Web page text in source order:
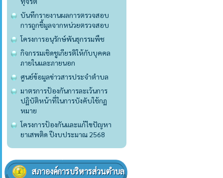
บันทึกรายงานผลการตรวจสอบ
การถูกชี้มูลจากหน่วยตรวจสอบ
โครงการอนุรักษ์พันธุกรรมพืช
กิจกรรมเชิดชูเกียรติให้กับบุคคล
ภายในและภายนอก
ศูนย์ข้อมูลข่าวสารประจำตำบล
มาตรการป้องกันการละเว้นการ
ปฏิบัติหน้าที่ในการบังคับใช้กฏ
หมาย
โครงการป้องกันและแก้ไขปัญหา
ยาเสพติด ปีงบประมาณ 2568
สภาองค์การบริหารส่วนตำบล